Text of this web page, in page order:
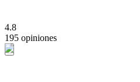
4.8
195 opiniones